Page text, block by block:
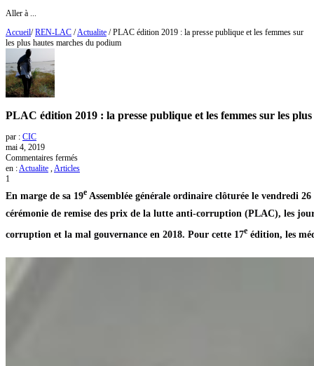
Aller à ...
Accueil/ REN-LAC /Actualite / PLAC édition 2019 : la presse publique et les femmes sur
les plus hautes marches du podium
PLAC édition 2019 : la presse publique et les femmes sur les
par : CIC
mai 4, 2019
Commentaires fermés
PLAC
:
la
presse
publique
et
en : Actualite
Articles
1
En marge de sa 19e Assemblée générale ordinaire clôturée le vendredi
cérémonie de remise des prix de la lutte anti-corruption (PLAC), les
corruption et la mal gouvernance en 2018. Pour cette 17e édition, les